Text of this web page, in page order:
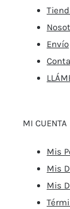
Envío
MI CUENTA
Mis
Mis
Mis